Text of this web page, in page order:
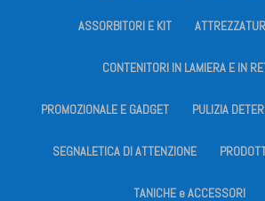
ASSORBITORI E KIT
CONTENITORI IN LAMIERA E IN
PROMOZIONALE E GADGET PULIZIA
SEGNALETICA DI ATTENZIONE
TANICHE e ACCESSORI